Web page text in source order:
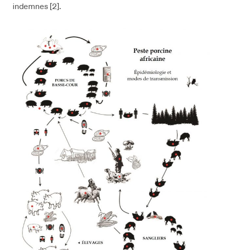
indemnes [2].